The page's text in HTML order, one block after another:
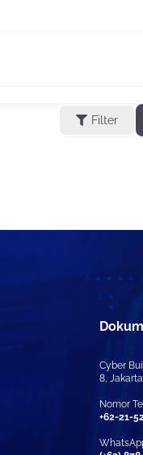
Filter
Cyber
8, Jakarta
Nomor
+62-21-